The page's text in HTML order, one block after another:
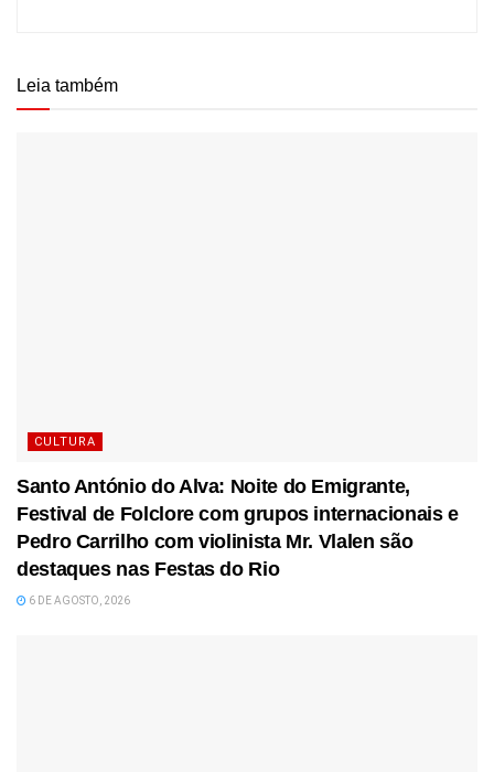
Leia também
CULTURA
Santo António do Alva: Noite do Emigrante,
Festival de Folclore com grupos internacionais e
Pedro Carrilho com violinista Mr. Vlalen são
destaques nas Festas do Rio
6 DE AGOSTO, 2026